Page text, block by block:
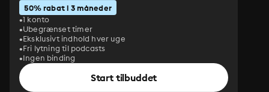
50% rabat i 3 måneder
1 konto
Ubegrænset timer
Eksklusivt indhold hver uge
Fri lytning til podcasts
Ingen binding
Start tilbuddet